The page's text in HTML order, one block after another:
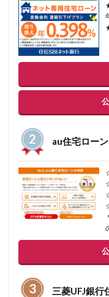
au住宅ローン
三菱UFJ銀行